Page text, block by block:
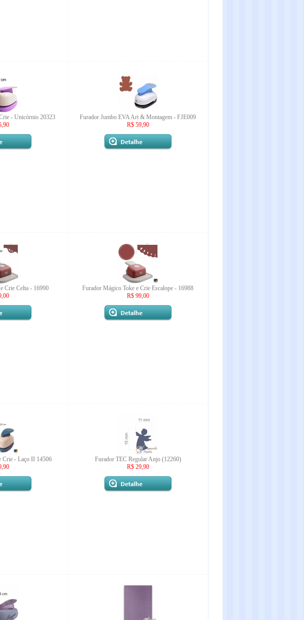
- Unicórnio 20323
Furador Jumbo EVA Art & Montagem - FJE009
R$ 59,90
Crie Celta - 16990
Furador Mágico Toke e Crie Escalope - 16988
R$ 99,00
Crie - Laço II 14506
Furador TEC Regular Anjo (12260)
R$ 29,90